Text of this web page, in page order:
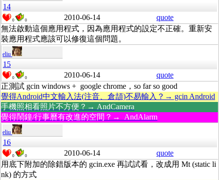
14
0 0 2010-06-14
quote
無法啟動這個應用程式，因為應用程式的設定不正確。重新安
裝應用程式應該可以修復這個問題。
eliu
15
0 0 2010-06-14
quote
正測試 gcin windows + google chrome，so far so good
覺得Android中文輸入法(注音、倉頡)不易輸入？→ gcin Android
手機照相看照片不方便？→ AndCamera
覺得鬧鐘/行事曆有改進的空間？→ AndAlarm
eliu
16
0 0 2010-06-14
quote
用底下附加的除錯版本的 gcin.exe 再試試看，改成用 Mt (static li
nk) 的方式